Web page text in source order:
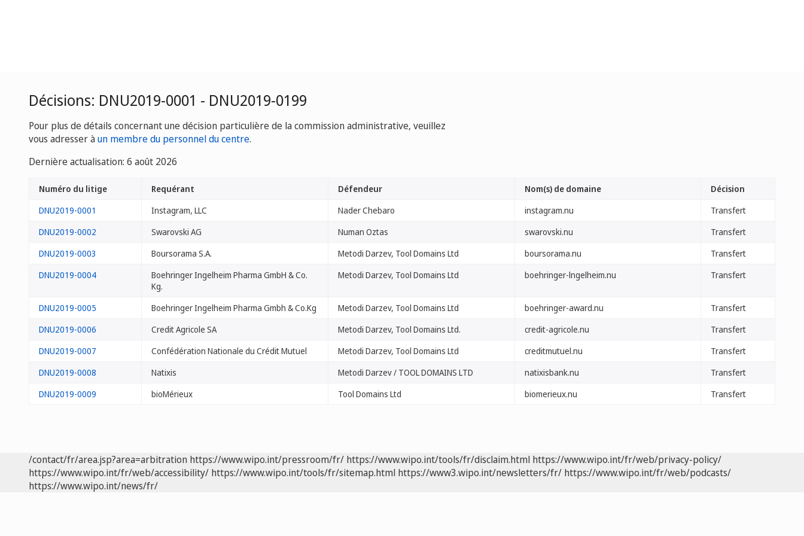
Décisions: DNU2019-0001 - DNU2019-0199
Pour plus de détails concernant une décision particulière de la commission administrative, veuillez
vous adresser àun membre du personnel du centre.
Dernière actualisation: 6 août 2026
Numéro du litige Requérant Défendeur Nom(s) de domaine
Décision
DNU2019-0001
Instagram, LLC Nader Chebaro instagram.nu
Transfert
DNU2019-0002
Swarovski AG Numan Oztas swarovski.nu
Transfert
DNU2019-0003
Boursorama S.A. Metodi Darzev, Tool Domains Ltd boursorama.nu
Transfert
DNU2019-0004
Boehringer Ingelheim Pharma GmbH & Co.
Kg.
Metodi Darzev, Tool Domains Ltd boehringer-lngelheim.nu Transfert
DNU2019-0005 Boehringer Ingelheim Pharma Gmbh & Co.Kg Metodi Darzev, Tool Domains Ltd boehringer-award.nu
Transfert
DNU2019-0006
Credit Agricole SA Metodi Darzev, Tool Domains Ltd. credit-agricole.nu
Transfert
DNU2019-0007
Confédération Nationale du Crédit Mutuel Metodi Darzev, Tool Domains Ltd creditmutuel.nu
Transfert
DNU2019-0008
Natixis Metodi Darzev / TOOL DOMAINS LTD natixisbank.nu
Transfert
DNU2019-0009
bioMérieux Tool Domains Ltd biomerieux.nu Transfert
/contact/fr/area.jsp?area=arbitration https://www.wipo.int/pressroom/fr/ https://www.wipo.int/tools/fr/disclaim.html https://www.wipo.int/fr/web/privacy-policy/
https://www.wipo.int/fr/web/accessibility/ https://www.wipo.int/tools/fr/sitemap.html https://www3.wipo.int/newsletters/fr/ https://www.wipo.int/fr/web/podcasts/
https://www.wipo.int/news/fr/